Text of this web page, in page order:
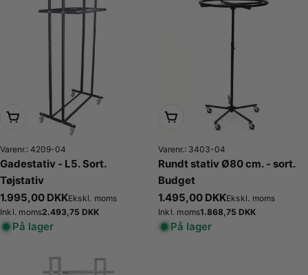
Læg i kurv
Varenr.: 4209-04
Gadestativ - L5. Sort.
Tøjstativ
Normalpris
1.995,00 DKKEkskl. moms
Inkl. momsNormalpris
2.493,75 DKK
På lager
Læg i kurv
Varenr.: 3403-04
Rundt stativ Ø80 cm. - sort.
Budget
Normalpris
1.495,00 DKKEkskl. moms
Inkl. momsNormalpris
1.868,75 DKK
På lager